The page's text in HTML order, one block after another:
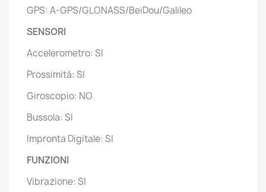
GPS: A-GPS/GLONASS/BeiDou/Galileo
SENSORI
Accelerometro: SI
Prossimità: SI
Giroscopio: NO
Bussola: SI
Impronta Digitale: SI
FUNZIONI
Vibrazione: SI